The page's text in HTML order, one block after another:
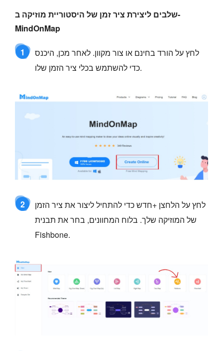
שלבים ליצירת ציר זמן של היסטוריית מוזיקה ב-
MindOnMap
1
לחץ על הורד בחינם או צור מקוון. לאחר מכן, היכנס
כדי להשתמש בכלי ציר הזמן שלו.
2
לחץ על הלחצן +חדש כדי להתחיל ליצור את ציר הזמן
של המוזיקה שלך. בלוח המחוונים, בחר את תבנית
Fishbone.